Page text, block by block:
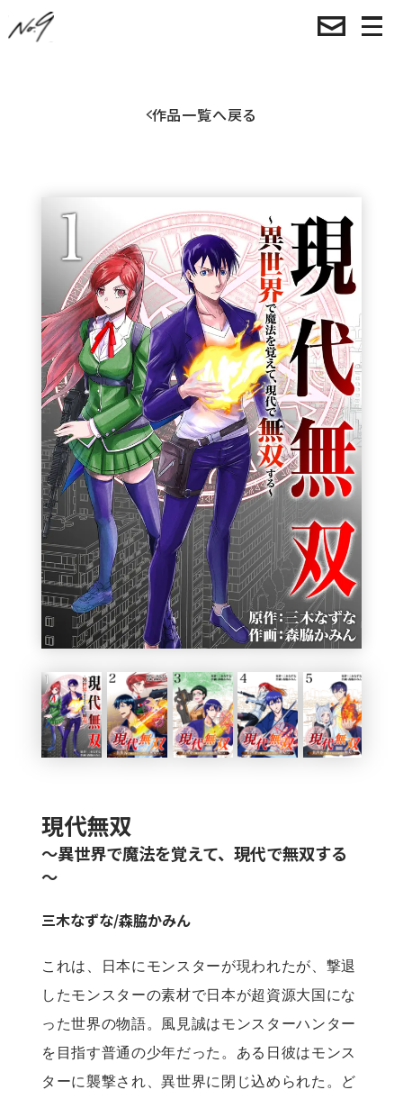
作品一覧へ戻る
現代無双
～異世界で魔法を覚えて、現代で無双する
～
三木なずな/森脇かみん
これは、日本にモンスターが現われたが、撃退
したモンスターの素材で日本が超資源大国にな
った世界の物語。風見誠はモンスターハンター
を目指す普通の少年だった。ある日彼はモンス
ターに襲撃され、異世界に閉じ込められた。ど